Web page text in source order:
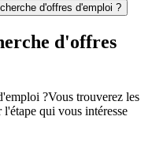
d'offres d'emploi ?
d'offres
?Vous trouverez les
qui vous intéresse